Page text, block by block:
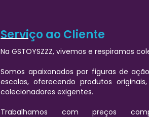
Serviço ao Cliente
Na GSTOYSZZZ, vivemos e respiramos
Somos apaixonados por figuras de
escalas, oferecendo produtos
colecionadores exigentes.
Trabalhamos com preços